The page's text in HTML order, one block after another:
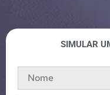
SIMULAR